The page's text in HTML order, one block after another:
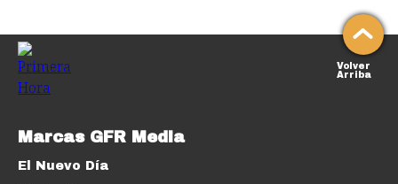
Volver
Arriba
Marcas GFR Media
El Nuevo Día